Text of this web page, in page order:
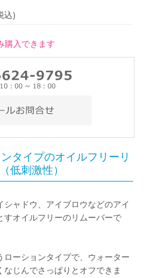
込)
購入できます
タイプのオイルフリーリ
低刺激性）
ャドウ、アイブロウなどのアイ
すオイルフリーのリムーバーで
ーションタイプで、ウォーター
じんでさっぱりとオフできま